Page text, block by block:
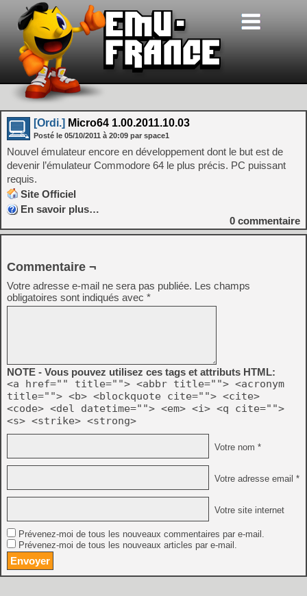
[Ordi.] Micro64 1.00.2011.10.03
Posté le 05/10/2011 à 20:09 par space1
Nouvel émulateur encore en développement dont le but est de
devenir l’émulateur Commodore 64 le plus précis. PC puissant
requis.
Site Officiel
En savoir plus…
0 commentaire
Commentaire ¬
Votre adresse e-mail ne sera pas publiée. Les champs
obligatoires sont indiqués avec *
NOTE - Vous pouvez utilisez ces tags et attributs HTML:
<a href="" title=""> <abbr title=""> <acronym
title=""> <b> <blockquote cite=""> <cite>
<code> <del datetime=""> <em> <i> <q cite="">
<s> <strike> <strong>
Votre nom *
Votre adresse email *
Votre site internet
Prévenez-moi de tous les nouveaux commentaires par e-mail.
Prévenez-moi de tous les nouveaux articles par e-mail.